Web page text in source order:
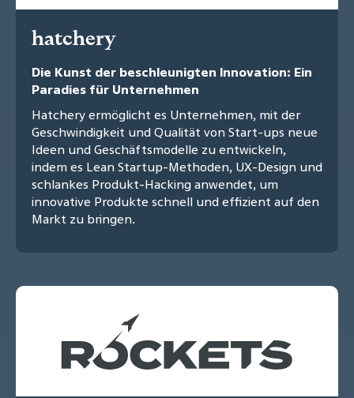
hatchery
Die Kunst der beschleunigten Innovation: Ein
Paradies für Unternehmen
Hatchery ermöglicht es Unternehmen, mit der
Geschwindigkeit und Qualität von Start-ups neue
Ideen und Geschäftsmodelle zu entwickeln,
indem es Lean Startup-Methoden, UX-Design und
schlankes Produkt-Hacking anwendet, um
innovative Produkte schnell und effizient auf den
Markt zu bringen.